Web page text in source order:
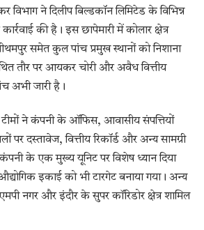
विभाग ने दिलीप बिल्डकॉन लिमिटेड के विभिन्न
की है। इस छापेमारी में कोलार क्षेत्र
समेत कुल पांच प्रमुख स्थानों को निशाना
तौर पर आयकर चोरी और अवैध वित्तीय
अभी जारी है।
ने कंपनी के ऑफिस, आवासीय संपत्तियों
पर दस्तावेज, वित्तीय रिकॉर्ड और अन्य सामग्री
के एक मुख्य यूनिट पर विशेष ध्यान दिया
इकाई को भी टारगेट बनाया गया। अन्य
नगर और इंदौर के सुपर कॉरिडोर क्षेत्र शामिल